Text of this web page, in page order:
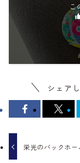
こ
シェア
栄光のバックホー